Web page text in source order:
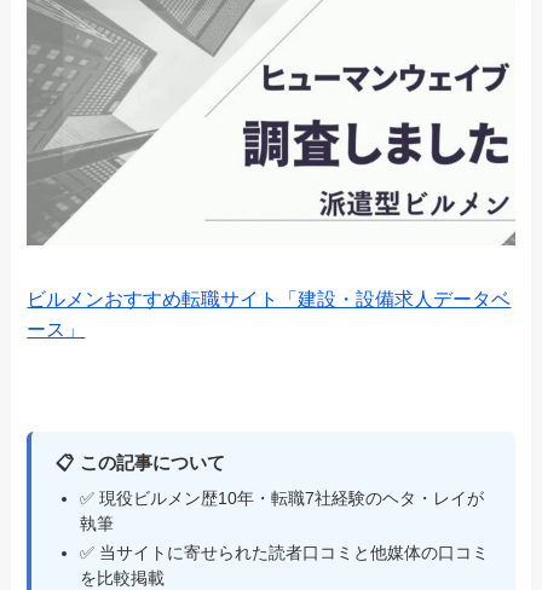
ビルメンおすすめ転職サイト「建設・設備求人データベ
ース」
📋 この記事について
✅ 現役ビルメン歴10年・転職7社経験のヘタ・レイが
執筆
✅ 当サイトに寄せられた読者口コミと他媒体の口コミ
を比較掲載